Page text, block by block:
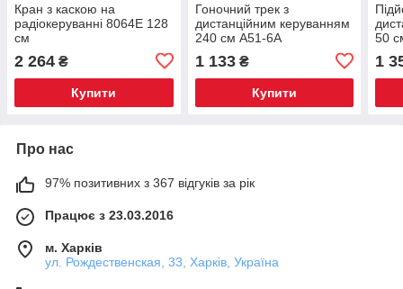
Кран з каскою на
радіокеруванні 8064E 128
см
2 264 ₴
Купити
Гоночний трек з
дистанційним керуванням
240 см A51-6A
1 133₴
Купити
50
1
Про нас
97% позитивних з 367 відгуків за рік
Працює з 23.03.2016
м. Харків
ул. Рождественская, 33, Харків, Україна